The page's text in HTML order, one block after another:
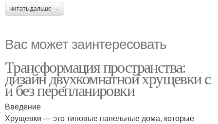
читать дальше →
Вас может заинтересовать
Трансформация пространства:
дизайн двухкомнатной хрущевки с
и без перепланировки
Введение
Хрущевки — это типовые панельные дома, которые